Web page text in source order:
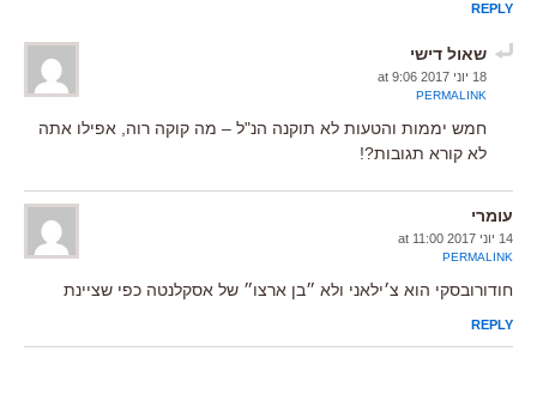
REPLY
שאול דישי
18 יוני 2017 at 9:06
PERMALINK
חמש יממות והטעות לא תוקנה הנ"ל – מה קוקה רוה, אפילו אתה
לא קורא תגובות?!
עומרי
14 יוני 2017 at 11:00
PERMALINK
חודורובסקי הוא צ׳ילאני ולא ״בן ארצו״ של אסקלנטה כפי שציינת
REPLY